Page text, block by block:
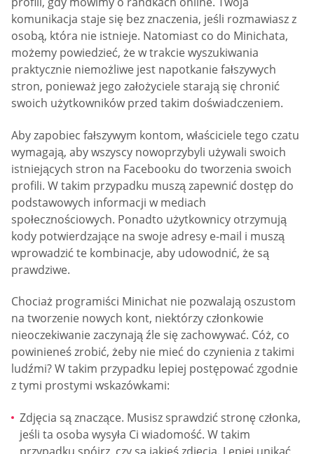
komunikacja staje się bez znaczenia, jeśli rozmawiasz z
osobą, która nie istnieje. Natomiast co do Minichata,
możemy powiedzieć, że w trakcie wyszukiwania
praktycznie niemożliwe jest napotkanie fałszywych
stron, ponieważ jego założyciele starają się chronić
swoich użytkowników przed takim doświadczeniem.
Aby zapobiec fałszywym kontom, właściciele tego czatu
wymagają, aby wszyscy nowoprzybyli używali swoich
istniejących stron na Facebooku do tworzenia swoich
profili. W takim przypadku muszą zapewnić dostęp do
podstawowych informacji w mediach
społecznościowych. Ponadto użytkownicy otrzymują
kody potwierdzające na swoje adresy e-mail i muszą
wprowadzić te kombinacje, aby udowodnić, że są
prawdziwe.
Chociaż programiści Minichat nie pozwalają oszustom
na tworzenie nowych kont, niektórzy członkowie
nieoczekiwanie zaczynają źle się zachowywać. Cóż, co
powinieneś zrobić, żeby nie mieć do czynienia z takimi
ludźmi? W takim przypadku lepiej postępować zgodnie
z tymi prostymi wskazówkami:
Zdjęcia są znaczące. Musisz sprawdzić stronę członka,
jeśli ta osoba wysyła Ci wiadomość. W takim